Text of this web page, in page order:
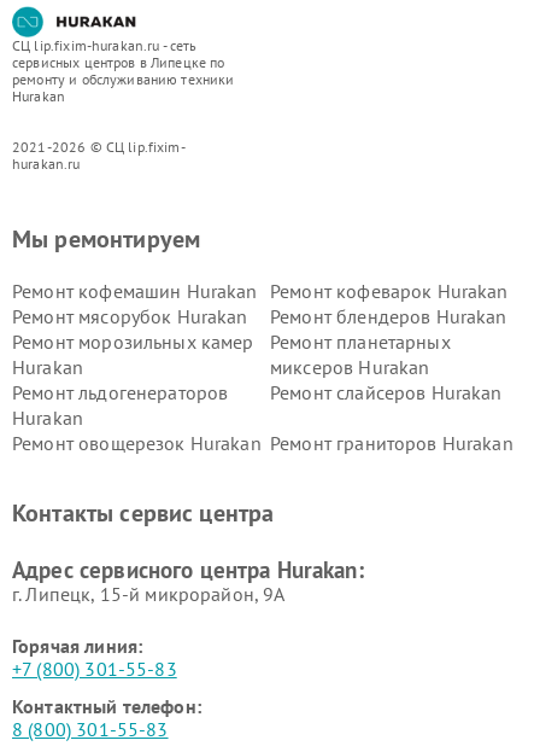
СЦ lip.fixim-hurakan.ru - сеть
сервисных центров в Липецке по
ремонту и обслуживанию техники
Hurakan
2021-2026 © СЦ lip.fixim-
hurakan.ru
Мы ремонтируем
Ремонт кофемашин Hurakan
Ремонт кофеварок Hurakan
Ремонт мясорубок Hurakan
Ремонт блендеров Hurakan
Ремонт морозильных камер
Hurakan
Ремонт планетарных
миксеров Hurakan
Ремонт льдогенераторов
Hurakan
Ремонт слайсеров Hurakan
Ремонт овощерезок Hurakan Ремонт граниторов Hurakan
Hurakan
Контакты сервис центра
Адрес сервисного центра Hurakan:
г. Липецк, 15-й микрорайон, 9А
Горячая линия:
+7 (800) 301-55-83
Контактный телефон:
8 (800) 301-55-83